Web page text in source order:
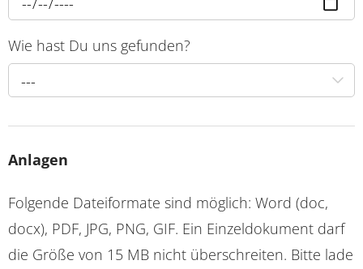
Wie hast Du uns gefunden?
---
Anlagen
Folgende Dateiformate sind möglich: Word (doc,
docx), PDF, JPG, PNG, GIF. Ein Einzeldokument darf
die Größe von 15 MB nicht überschreiten. Bitte lade